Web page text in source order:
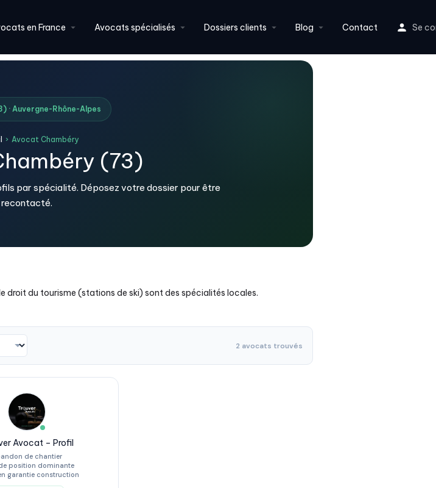
en France Avocats spécialisés Dossiers clients Blog Contact Se
· Auvergne-Rhône-Alpes
› Avocat Chambéry
(73)
par spécialité. Déposez votre dossier pour être
recontacté.
droit du tourisme (stations de ski) sont des spécialités locales.
2 avocats trouvés
Avocat – Profil
de chantier
position dominante
garantie construction